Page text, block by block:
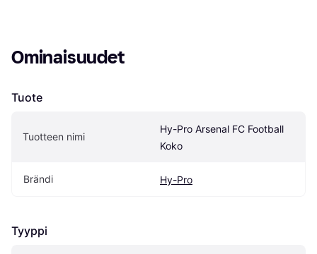
Ominaisuudet
Tuote
Tuotteen nimi
Hy-Pro Arsenal FC Football
Koko
Brändi Hy-Pro
Tyyppi